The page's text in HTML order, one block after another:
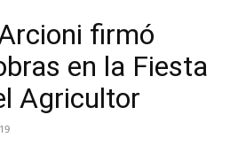
firmó
en la Fiesta
Agricultor